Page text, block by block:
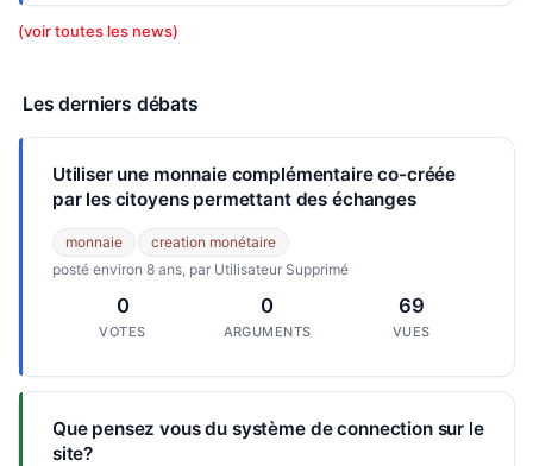
(voir toutes les news)
Les derniers débats
0
VOTES
0
ARGUMENTS
69
VUES
Utiliser une monnaie complémentaire co-créée
par les citoyens permettant des échanges
monnaie
creation monétaire
posté environ 8 ans, par Utilisateur Supprimé
Que pensez vous du système de connection sur le
site?